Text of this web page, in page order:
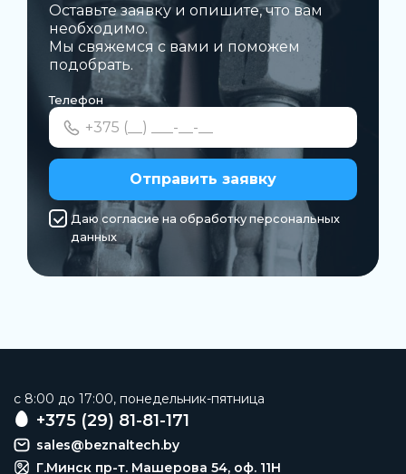
Оставьте заявку и опишите, что вам
необходимо.
Мы свяжемся с вами и поможем
подобрать.
Телефон
Отправить заявку
Даю согласие на обработку персональных
данных
c 8:00 до 17:00, понедельник-пятница
+375 (29) 81-81-171
sales@beznaltech.by
Г.Минск пр-т. Машерова 54, оф. 11H